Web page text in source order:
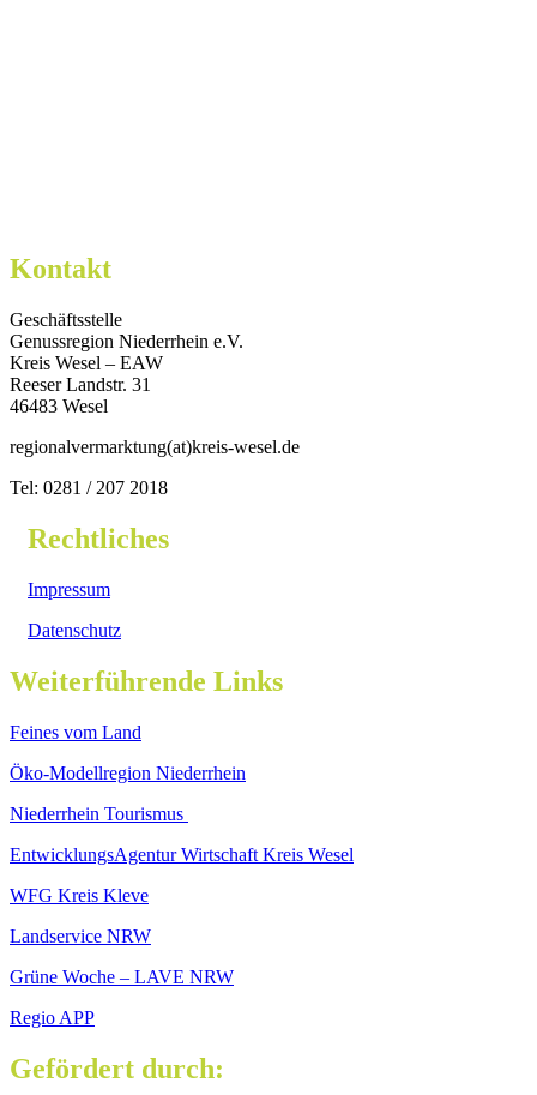
Kontakt
Geschäftsstelle
Genussregion Niederrhein e.V.
Kreis Wesel – EAW
Reeser Landstr. 31
46483 Wesel
regionalvermarktung(at)kreis-wesel.de
Tel: 0281 / 207 2018
Rechtliches
Impressum
Datenschutz
Weiterführende Links
Feines vom Land
Öko-Modellregion Niederrhein
Niederrhein Tourismus
EntwicklungsAgentur Wirtschaft Kreis Wesel
WFG Kreis Kleve
Landservice NRW
Grüne Woche – LAVE NRW
Regio APP
Gefördert durch: